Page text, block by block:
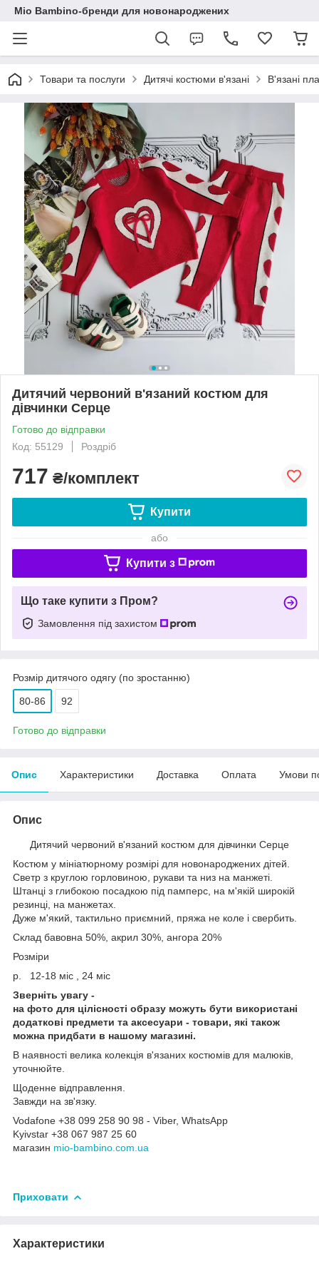
Mio Bambino-бренди для новонароджених
Товари та послуги Дитячі костюми в'язані В'язані
Дитячий червоний в'язаний костюм для
дівчинки Серце
Готово до відправки
Код: 55129
Роздріб
717 ₴/комплект
Купити
або
Купити з
Що таке купити з Пром?
Замовлення під захистом
Розмір дитячого одягу (по зростанню)
80-86 92
Готово до відправки
Опис Характеристики Доставка Оплата Умови
Опис
Дитячий червоний в'язаний костюм для дівчинки Серце
Костюм у мініатюрному розмірі для новонароджених дітей.
Светр з круглою горловиною, рукави та низ на манжеті.
Штанці з глибокою посадкою під памперс, на м'якій широкій
резинці, на манжетах.
Дуже м'який, тактильно приємний, пряжа не коле і свербить.
Склад бавовна 50%, акрил 30%, ангора 20%
Розміри
р. 12-18 міс , 24 міс
Зверніть увагу -
на фото для цілісності образу можуть бути використані
додаткові предмети та аксесуари - товари, які також
можна придбати в нашому магазині.
В наявності велика колекція в'язаних костюмів для малюків,
уточнюйте.
Щоденне відправлення.
Завжди на зв'язку.
Vodafone +38 099 258 90 98 - Viber, WhatsApp
Kyivstar +38 067 987 25 60
магазин mio-bambino.com.ua
Приховати
Характеристики